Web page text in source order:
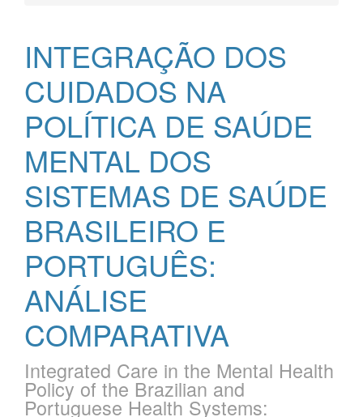
INTEGRAÇÃO DOS
CUIDADOS NA
POLÍTICA DE SAÚDE
MENTAL DOS
SISTEMAS DE SAÚDE
BRASILEIRO E
PORTUGUÊS:
ANÁLISE
COMPARATIVA
Integrated Care in the Mental Health
Policy of the Brazilian and
Portuguese Health Systems: